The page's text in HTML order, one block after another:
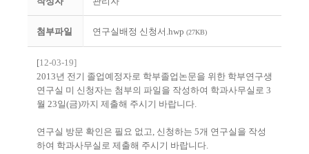
첨부파일 연구실배정 신청서.hwp (27KB)
[12-03-19]
2013년 전기 졸업예정자로 학부졸업논문을 위한 학부연구생
연구실 미 신청자는 첨부의 파일을 작성하여 학과사무실로 3
월 23일(금)까지 제출해 주시기 바랍니다.
연구실 방문 확인은 필요 없고, 신청하는 5개 연구실을 작성
하여 학과사무실로 제출해 주시기 바랍니다.